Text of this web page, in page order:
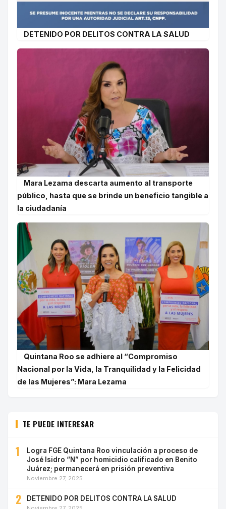
DETENIDO POR DELITOS CONTRA LA SALUD
Mara Lezama descarta aumento al transporte
público, hasta que se brinde un beneficio tangible a
la ciudadanía
Quintana Roo se adhiere al “Compromiso
Nacional por la Vida, la Tranquilidad y la Felicidad
de las Mujeres”: Mara Lezama
TE PUEDE INTERESAR
1
Logra FGE Quintana Roo vinculación a proceso de
José Isidro “N” por homicidio calificado en Benito
Juárez; permanecerá en prisión preventiva
Noviembre 27, 2025
2 DETENIDO POR DELITOS CONTRA LA SALUD